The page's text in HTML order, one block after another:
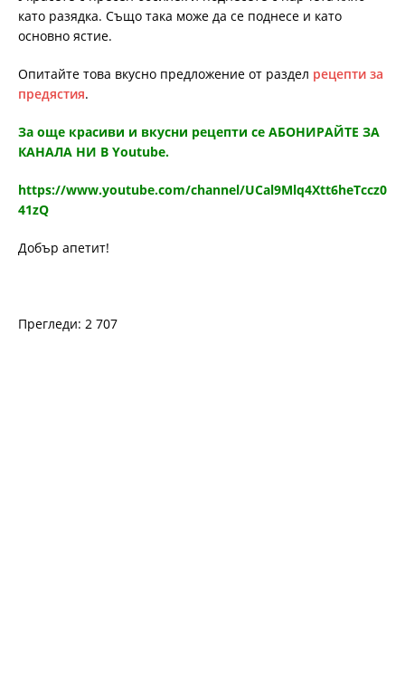
като разядка. Също така може да се поднесе и като
основно ястие.
Опитайте това вкусно предложение от раздел рецепти за
предястия.
За още красиви и вкусни рецепти се АБОНИРАЙТЕ ЗА
КАНАЛА НИ В Youtube.
https://www.youtube.com/channel/UCal9Mlq4Xtt6heTccz0
41zQ
Добър апетит!
Прегледи: 2 707